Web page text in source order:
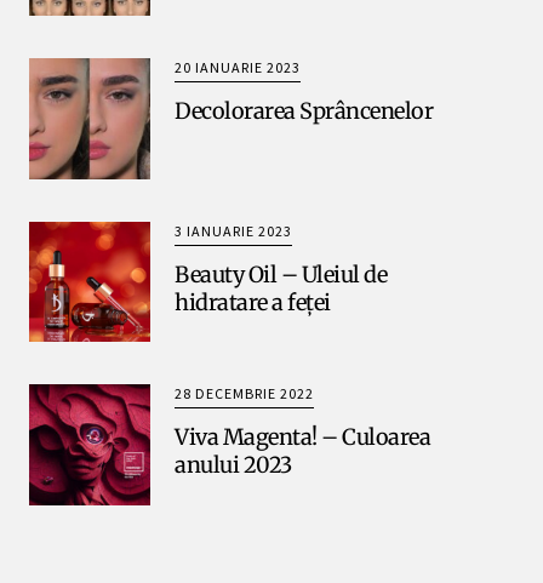
20 IANUARIE 2023
Decolorarea Sprâncenelor
3 IANUARIE 2023
Beauty Oil – Uleiul de
hidratare a feței
28 DECEMBRIE 2022
Viva Magenta! – Culoarea
anului 2023